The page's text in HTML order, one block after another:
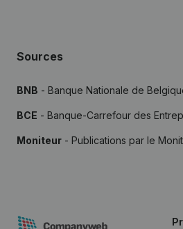
Sources
BNB - Banque Nationale de
BCE - Banque-Carrefour des
Moniteur - Publications par le